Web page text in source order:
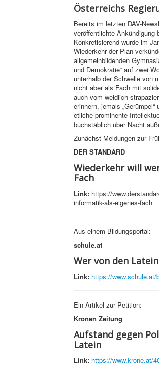
Österreichs
Bereits im letzten DAV-
veröffentlichte Ankündigung
Konkretisierend wurde im
Wiederkehr der Plan
allgemeinbildenden
und Demokratie“ auf zwei
unterhalb der Schwelle von
nicht aber als Fach mit
auch vom weidlich
erinnern, jemals
etliche prominente
buchstäblich über Nacht
Zunächst Meldungen zur
DER STANDARD
Wiederkehr will
Fach
Link:https://
informatik-als-eigenes-fach
Aus einem Bildungsportal:
schule.at
Wer von den
Link: https://www.schule.at/
Ein Artikel zur Petition:
Kronen Zeitung
Aufstand gegen
Latein
Link: https://www.krone.at/